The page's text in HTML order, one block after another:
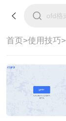
首页>使用技巧>